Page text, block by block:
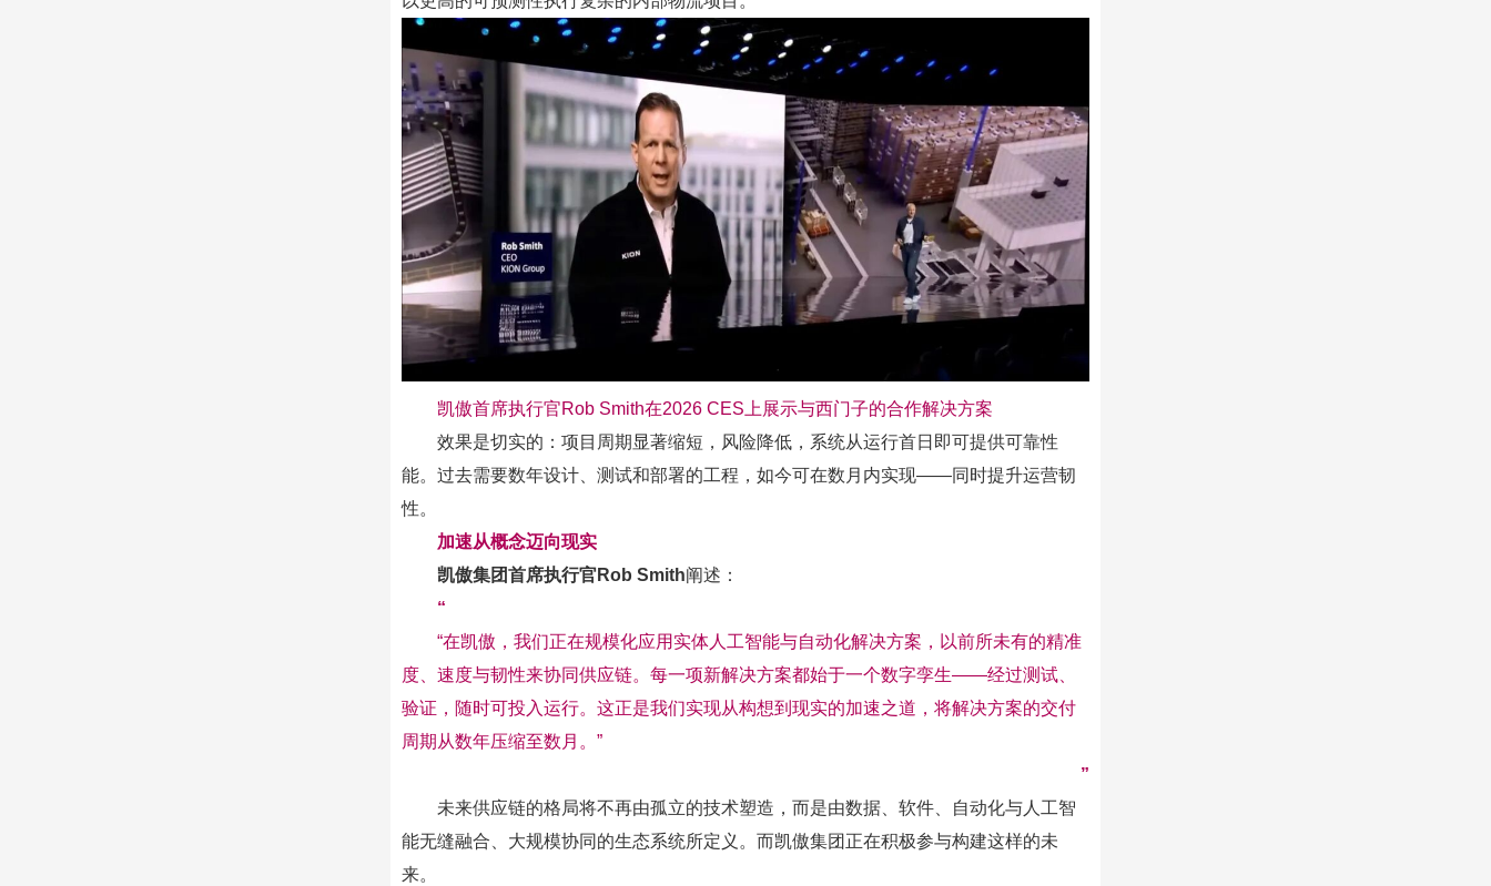
凯傲首席执行官Rob Smith在2026 CES上展示与西门子的合作解决方案
效果是切实的：项目周期显著缩短，风险降低，系统从运行首日即可提供可靠性
能。过去需要数年设计、测试和部署的工程，如今可在数月内实现——同时提升运营韧
性。
加速从概念迈向现实
凯傲集团首席执行官Rob Smith阐述：
“
“在凯傲，我们正在规模化应用实体人工智能与自动化解决方案，以前所未有的精准
度、速度与韧性来协同供应链。每一项新解决方案都始于一个数字孪生——经过测试、
验证，随时可投入运行。这正是我们实现从构想到现实的加速之道，将解决方案的交付
周期从数年压缩至数月。”
”
未来供应链的格局将不再由孤立的技术塑造，而是由数据、软件、自动化与人工智
能无缝融合、大规模协同的生态系统所定义。而凯傲集团正在积极参与构建这样的未
来。